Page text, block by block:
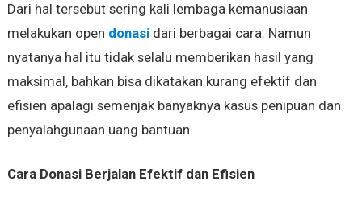
Dari hal tersebut sering kali lembaga kemanusiaan
melakukan open donasidari berbagai cara. Namun
nyatanya hal itu tidak selalu memberikan hasil yang
maksimal, bahkan bisa dikatakan kurang efektif dan
efisien apalagi semenjak banyaknya kasus penipuan dan
penyalahgunaan uang bantuan.
Cara Donasi Berjalan Efektif dan Efisien